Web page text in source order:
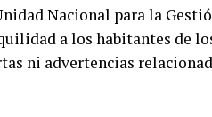
Nacional para la
a los habitantes de
ni advertencias